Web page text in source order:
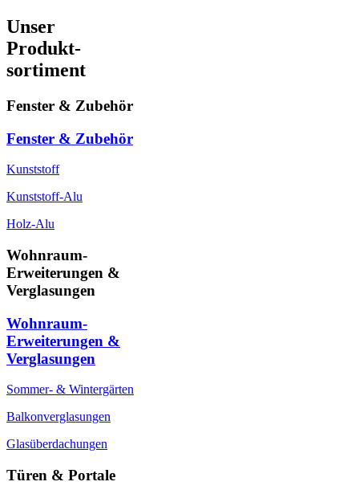
Unser
Produkt-
sortiment
Fenster & Zubehör
Fenster & Zubehör
Kunststoff
Kunststoff-Alu
Holz-Alu
Wohnraum-
Erweiterungen &
Verglasungen
Wohnraum-
Erweiterungen &
Verglasungen
Sommer- & Wintergärten
Balkonverglasungen
Glasüberdachungen
Türen & Portale